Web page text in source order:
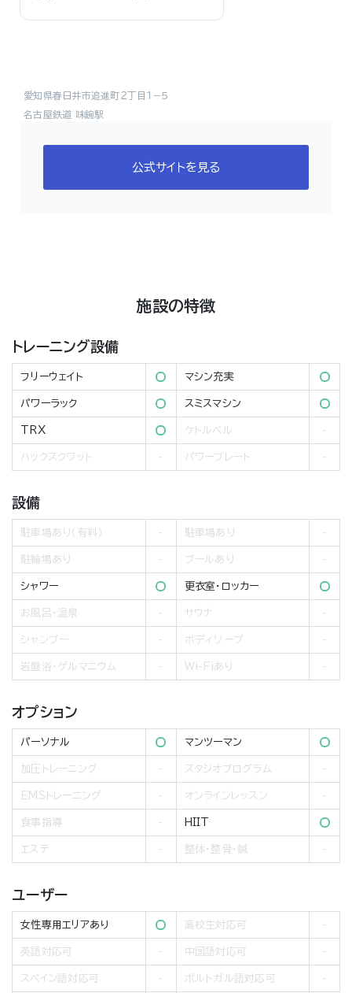
愛知県春日井市追進町２丁目１−５
名古屋鉄道 味鋺駅
公式サイトを見る
施設の特徴
トレーニング設備
フリーウェイト マシン充実
パワーラック スミスマシン
TRX ケトルベル
ハックスクワット パワープレート
設備
駐車場あり（有料） 駐車場あり
駐輪場あり プールあり
シャワー 更衣室・ロッカー
お風呂・温泉 サウナ
シャンプー ボディソープ
岩盤浴・ゲルマニウム Wi-Fiあり
オプション
パーソナル マンツーマン
加圧トレーニング スタジオプログラム
EMSトレーニング オンラインレッスン
食事指導 HIIT
エステ 整体・整骨・鍼
ユーザー
女性専用エリアあり 高校生対応可
英語対応可 中国語対応可
スペイン語対応可 ポルトガル語対応可